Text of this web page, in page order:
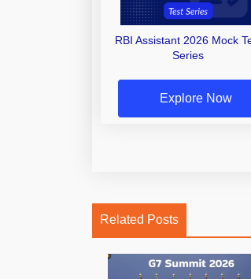
RBI Assistant 2026 Mock
Series
Explore Now
Related Posts